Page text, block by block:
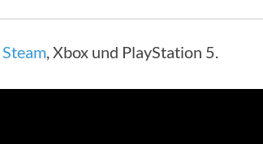
Steam, Xbox und PlayStation 5.